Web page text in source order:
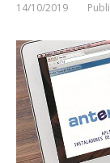
14/10/2019